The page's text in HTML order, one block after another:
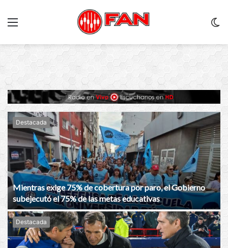
Destacada
Mientras exige 75% de cobertura por paro, el Gobierno
subejecutó el 75% de las metas educativas
Destacada